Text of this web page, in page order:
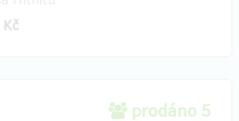
prodáno 5